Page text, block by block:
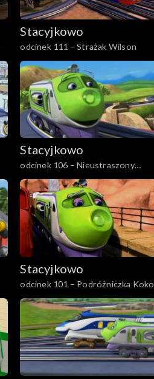
Stacyjkowo
odcinek 111 – Strażak Wilson
Stacyjkowo
odcinek 106 – Nieustraszony
Wilson
Stacyjkowo
odcinek 101 – Podróżniczka Koko